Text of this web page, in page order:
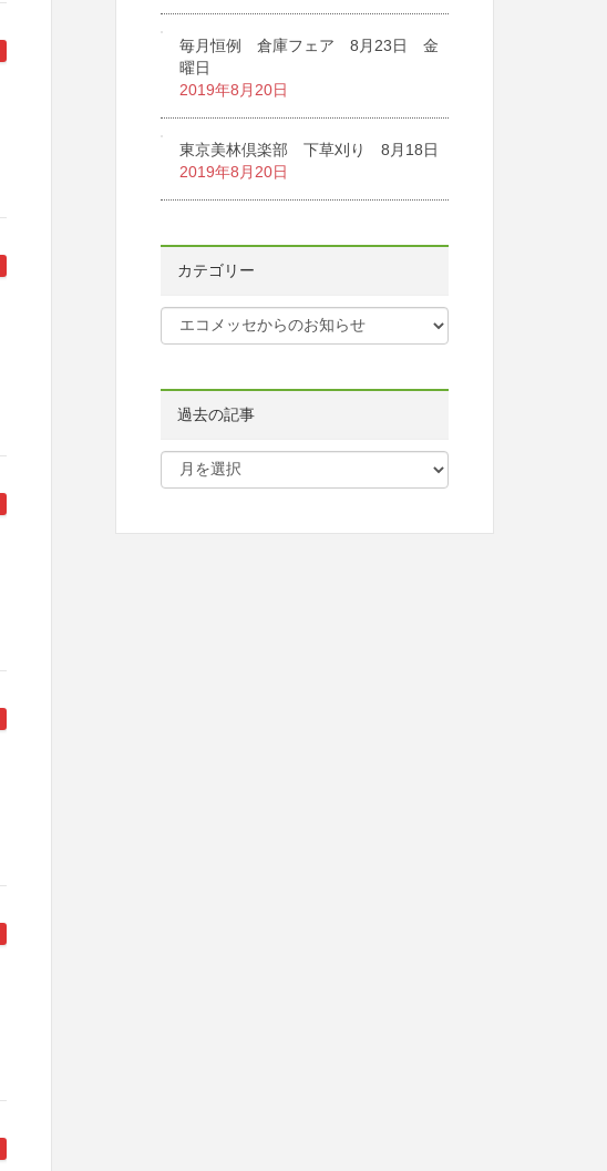
毎月恒例 倉庫フェア 8月23日 金
曜日
2019年8月20日
東京美林倶楽部 下草刈り 8月18日
2019年8月20日
カテゴリー
過去の記事